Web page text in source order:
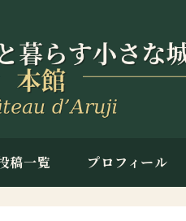
稿一覧 プロフィール